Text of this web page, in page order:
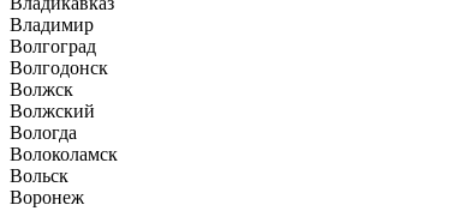
Владимир
Волгоград
Волгодонск
Волжск
Волжский
Вологда
Волоколамск
Вольск
Воронеж